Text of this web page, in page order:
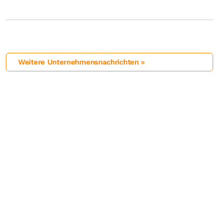
Weitere Unternehmensnachrichten »